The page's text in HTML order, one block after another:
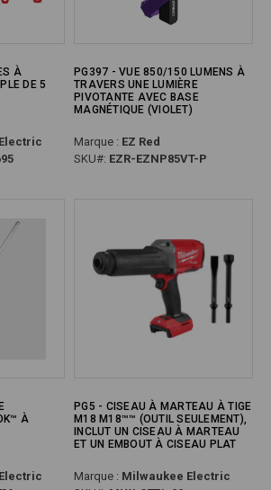
À
DE 5
PG397 - VUE 850/150 LUMENS À
TRAVERS UNE LUMIÈRE
PIVOTANTE AVEC BASE
MAGNÉTIQUE (VIOLET)
Marque : EZ Red
SKU#: EZR-EZNP85VT-P
À
PG5 - CISEAU À MARTEAU À TIGE
M18 M18™™ (OUTIL SEULEMENT),
INCLUT UN CISEAU À MARTEAU
ET UN EMBOUT À CISEAU PLAT
Marque : Milwaukee Electric